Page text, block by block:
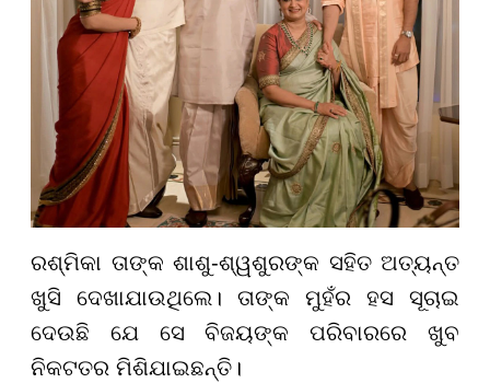
ରଶ୍ମିକା ତାଙ୍କ ଶାଶୁ-ଶ୍ୱଶୁରଙ୍କ ସହିତ ଅତ୍ୟନ୍ତ
ଖୁସି ଦେଖାଯାଉଥିଲେ। ତାଙ୍କ ମୁହଁର ହସ ସୂଚାଇ
ଦେଉଛି ଯେ ସେ ବିଜୟଙ୍କ ପରିବାରରେ ଖୁବ
ନିକଟତର ମିଶିଯାଇଛନ୍ତି।